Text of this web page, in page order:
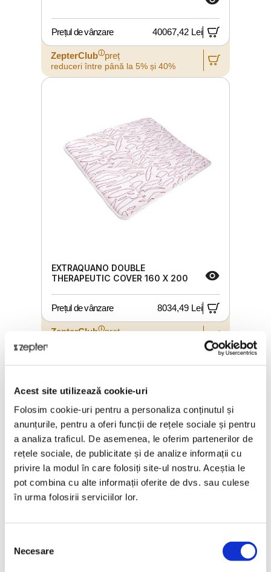
Acest site utilizează cookie-uri
Folosim cookie-uri pentru a personaliza conținutul și
anunțurile, pentru a oferi funcții de rețele sociale și pentru
a analiza traficul. De asemenea, le oferim partenerilor de
rețele sociale, de publicitate și de analize informații cu
privire la modul în care folosiți site-ul nostru. Aceștia le
pot combina cu alte informații oferite de dvs. sau culese
în urma folosirii serviciilor lor.
consimțământului
Necesare
Prețul de vânzare 40067,42 Lei
ZepterClubⓘpreț
reduceri între până la 5% și 40%
EXTRAQUANO DOUBLE
THERAPEUTIC COVER 160 X 200
Prețul de vânzare 8034,49 Lei
ZepterClubⓘpreț
80X200X1.5CM